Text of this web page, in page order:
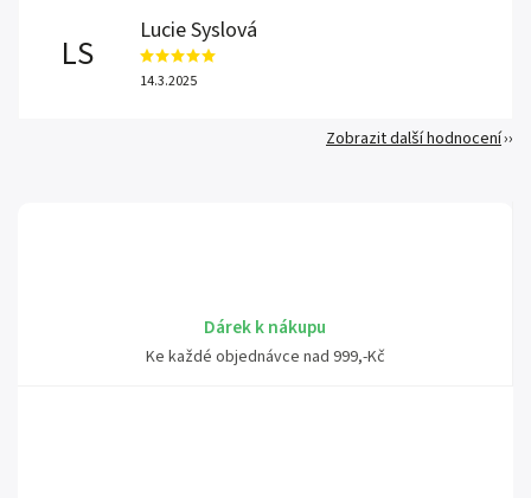
Dárek k nákupu
Ke každé objednávce nad 999,-Kč
LS
Lucie Syslová
14.3.2025
Zobrazit další hodnocení